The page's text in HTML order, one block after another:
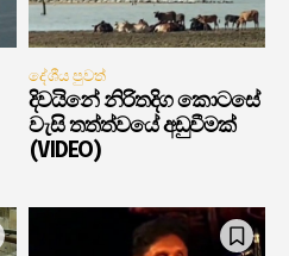
දේශීය පුවත්
දිවයිනේ නිරිතදිග කොටසේ
වැසි තත්ත්වයේ අඩුවීමක්
(VIDEO)